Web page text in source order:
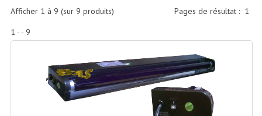
Accessoires Pieds Cellules Diamants
Accessoires Enceintes
Pages de résultat : 1
Afficher 1 à 9 (sur 9 produits)
1 - - 9